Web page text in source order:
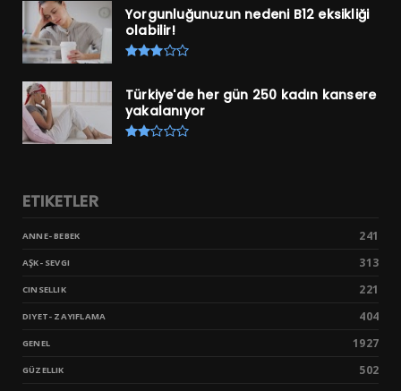
Yorgunluğunuzun nedeni B12 eksikliği
olabilir!
Türkiye'de her gün 250 kadın kansere
yakalanıyor
ETIKETLER
ANNE- BEBEK 241
AŞK- SEVGI 313
CINSELLIK 221
DIYET- ZAYIFLAMA 404
GENEL 1927
GÜZELLIK
502